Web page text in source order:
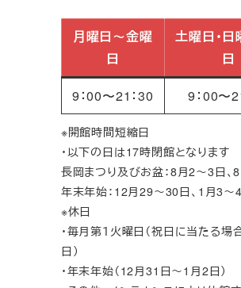
月曜日～金曜
日
土曜日・日
日
9：00〜21：30 9：00〜
※開館時間短縮日
・以下の日は17時閉館となります
長岡まつり及びお盆：8月2～3日、
年末年始：12月29～30日、1月3～
※休日
・毎月第１火曜日（祝日に当たる場
日）
・年末年始（12月31日～1月2日）